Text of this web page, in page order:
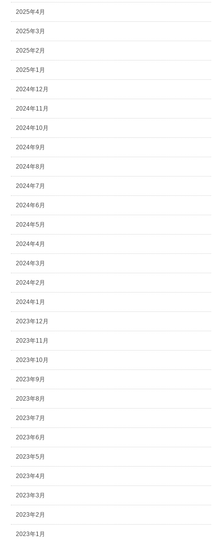
2025年4月
2025年3月
2025年2月
2025年1月
2024年12月
2024年11月
2024年10月
2024年9月
2024年8月
2024年7月
2024年6月
2024年5月
2024年4月
2024年3月
2024年2月
2024年1月
2023年12月
2023年11月
2023年10月
2023年9月
2023年8月
2023年7月
2023年6月
2023年5月
2023年4月
2023年3月
2023年2月
2023年1月